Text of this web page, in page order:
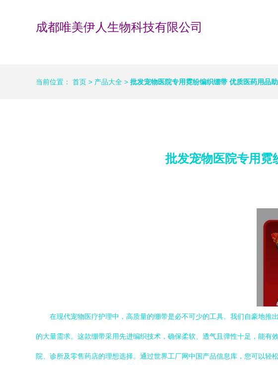
成都唯美伊人生物科技有限公司
当前位置： 首页 > 产品大全 > 批发宠物医院专用霓纷编织绷带 优质医药用品
批发宠物医院专用霓
在现代宠物医疗护理中，高质量的绷带是必不可少的工具。我们自豪地
的大量需求。这款绷带采用先进编织技术，确保柔软、透气且弹性十足，能
院、诊所及零售药店的理想选择。通过世界工厂网中国产品信息库，您可以